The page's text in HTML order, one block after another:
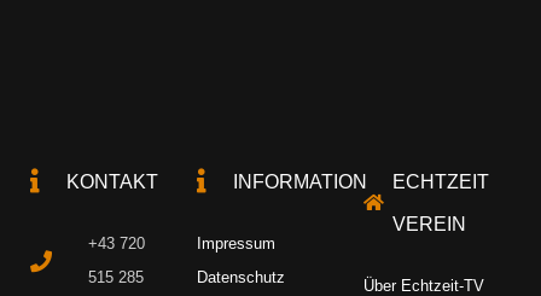
KONTAKT
+43 720
515 285
INFORMATION
Impressum
Datenschutz
ECHTZEIT
VEREIN
Über Echtzeit-TV